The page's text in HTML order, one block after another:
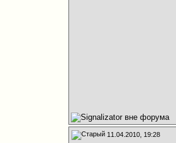
11.04.2010, 19:28